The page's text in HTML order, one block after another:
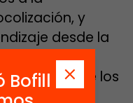
y
desde la
.
testimonio de los
éxito de las
Bofill